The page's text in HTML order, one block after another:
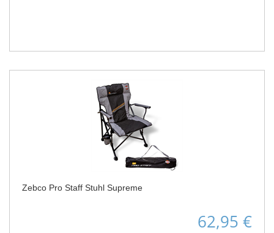
Zebco Pro Staff Stuhl Supreme
62,95 €